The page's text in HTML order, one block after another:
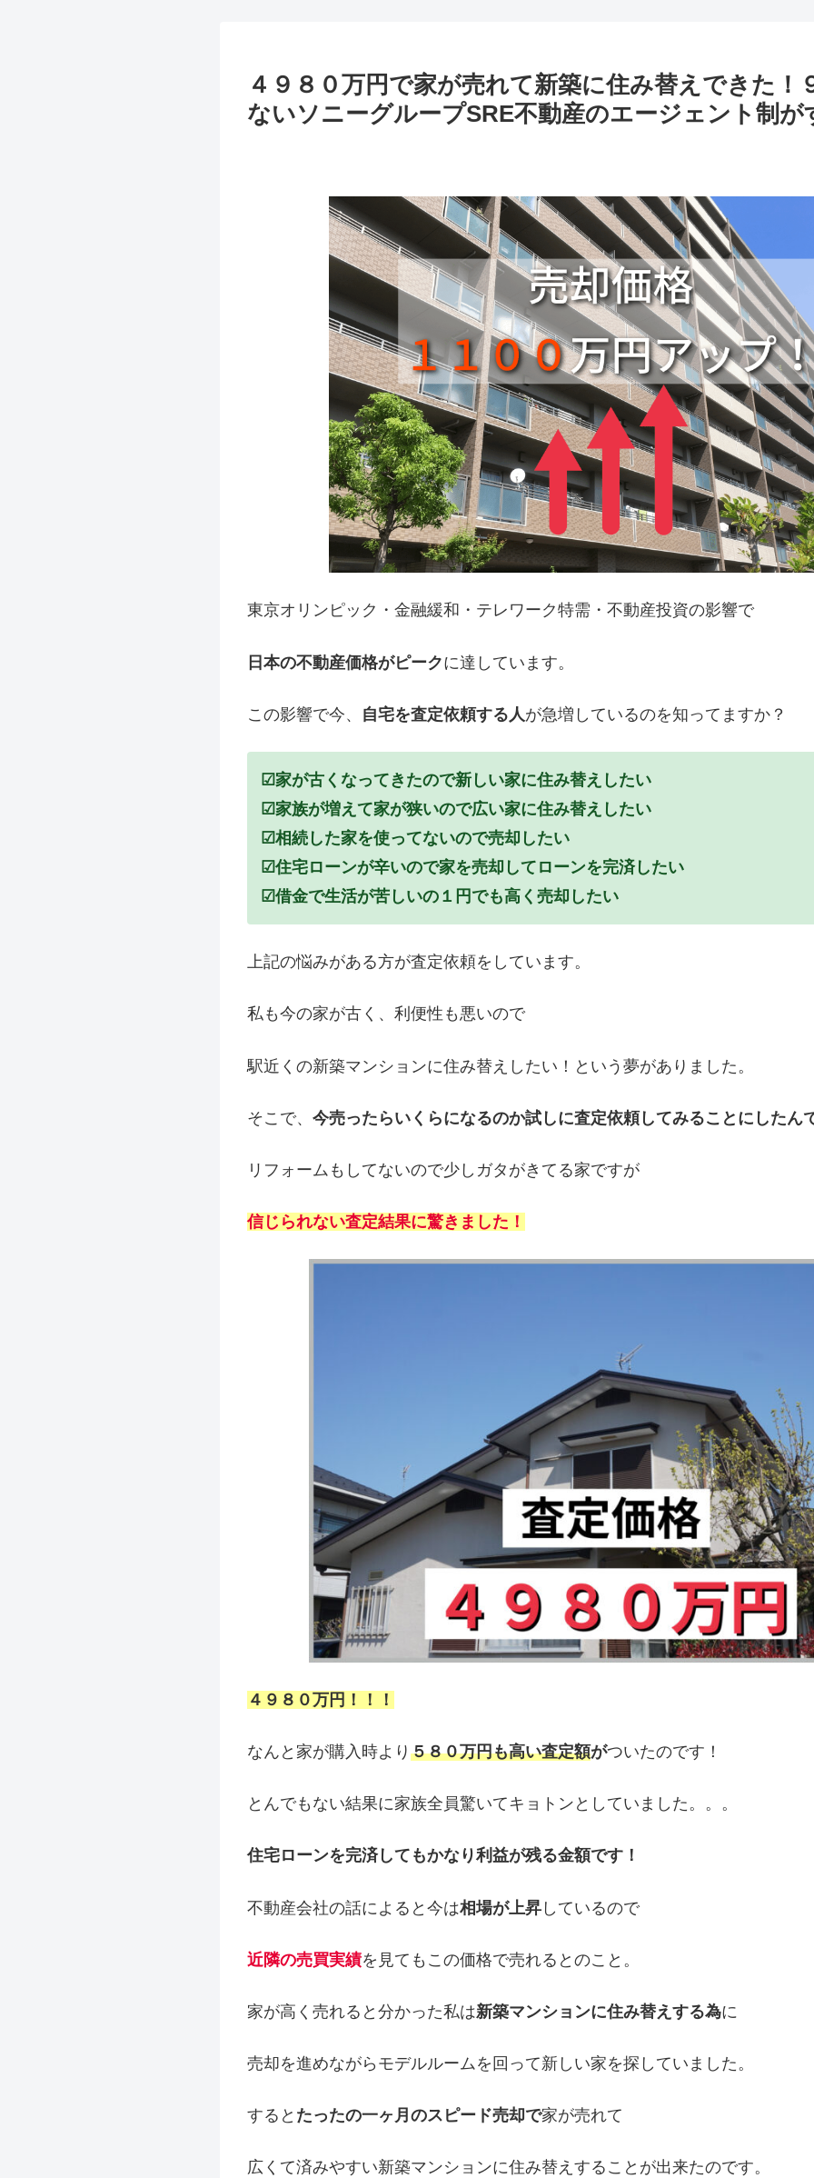
４９８０万円で家が売れて新築に住み替えできた！
ないソニーグループSRE不動産のエージェント制が
東京オリンピック・金融緩和・テレワーク特需・不動産投資の影響で
日本の不動産価格がピークに達しています。
この影響で今、 自宅を査定依頼する人が急増しているのを知ってますか？
☑家が古くなってきたので新しい家に住み替えしたい
☑家族が増えて家が狭いので広い家に住み替えしたい
☑相続した家を使ってないので売却したい
☑住宅ローンが辛いので家を売却してローンを完済したい
☑借金で生活が苦しいの１円でも高く売却したい
上記の悩みがある方が査定依頼をしています。
私も今の家が古く、利便性も悪いので
駅近くの新築マンションに住み替えしたい！という夢がありました。
そこで、 今売ったらいくらになるのか試しに査定依頼してみることにしたん
リフォームもしてないので少しガタがきてる家ですが
信じられない査定結果に驚きました！
４９８０万円！！！
なんと家が購入時より ５８０万円も高い査定額がついたのです！
とんでもない結果に家族全員驚いてキョトンとしていました。。。
住宅ローンを完済してもかなり利益が残る金額です！
不動産会社の話によると今は相場が上昇 しているので
近隣の売買実績を見てもこの価格で売れるとのこと。
家が高く売れると分かった私は新築マンションに住み替えする為に
売却を進めながらモデルルームを回って新しい家を探していました。
すると たったの一ヶ月のスピード売却で家が売れて
広くて済みやすい新築マンションに住み替えすることが出来たのです。